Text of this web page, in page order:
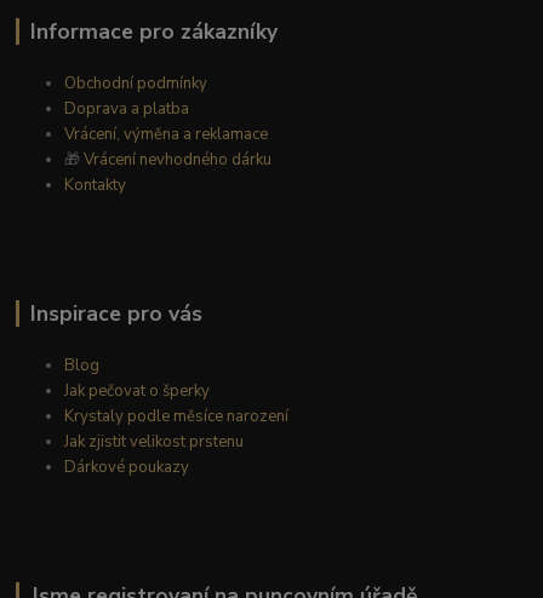
Informace pro zákazníky
Obchodní podmínky
Doprava a platba
Vrácení, výměna a reklamace
🎁Vrácení nevhodného dárku
Kontakty
Inspirace pro vás
Blog
Jak pečovat o šperky
Krystaly podle měsíce narození
Jak zjistit velikost prstenu
Dárkové poukazy